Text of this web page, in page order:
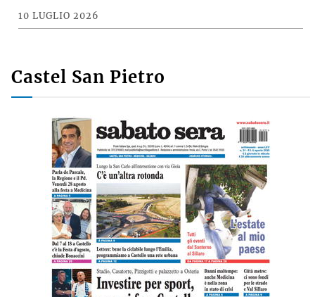
10 LUGLIO 2026
Castel San Pietro